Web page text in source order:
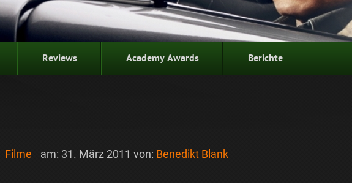
Reviews Academy Awards Berichte
Filme am: 31. März 2011 von: Benedikt Blank